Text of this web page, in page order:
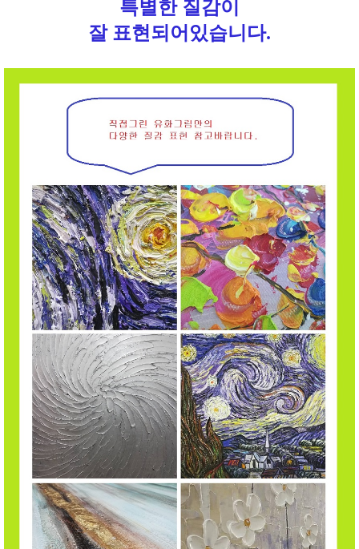
특별한 질감이
잘 표현되어있습니다.